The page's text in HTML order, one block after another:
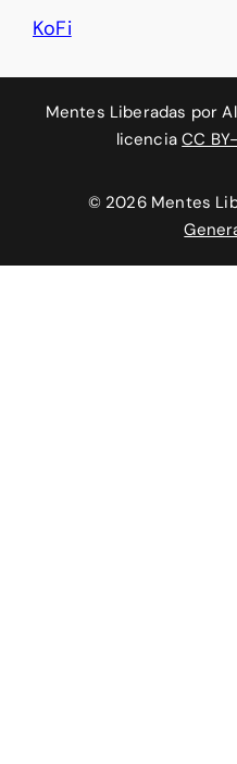
KoFi
Mentes Liberadas por
licenciaCC
© 2026 Mentes